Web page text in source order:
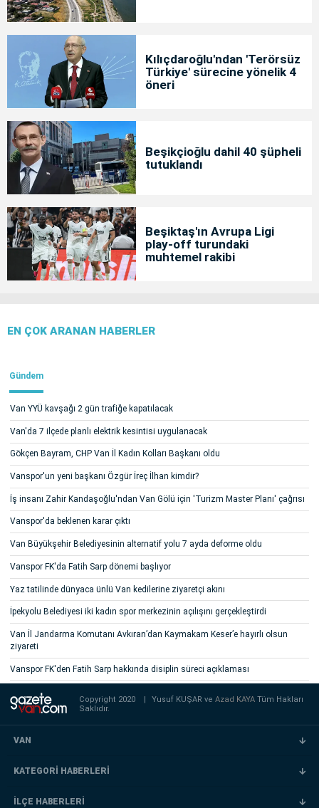
Kılıçdaroğlu'ndan 'Terörsüz
Türkiye' sürecine yönelik 4
öneri
Beşikçioğlu dahil 40 şüpheli
tutuklandı
Beşiktaş'ın Avrupa Ligi
play-off turundaki
muhtemel rakibi
EN ÇOK ARANAN HABERLER
Gündem
Van YYÜ kavşağı 2 gün trafiğe kapatılacak
Van'da 7 ilçede planlı elektrik kesintisi uygulanacak
Gökçen Bayram, CHP Van İl Kadın Kolları Başkanı oldu
Vanspor'un yeni başkanı Özgür İreç İlhan kimdir?
İş insanı Zahir Kandaşoğlu'ndan Van Gölü için 'Turizm Master Planı' çağrısı
Vanspor'da beklenen karar çıktı
Van Büyükşehir Belediyesinin alternatif yolu 7 ayda deforme oldu
Vanspor FK'da Fatih Sarp dönemi başlıyor
Yaz tatilinde dünyaca ünlü Van kedilerine ziyaretçi akını
İpekyolu Belediyesi iki kadın spor merkezinin açılışını gerçekleştirdi
Van İl Jandarma Komutanı Avkıran’dan Kaymakam Keser’e hayırlı olsun
ziyareti
Vanspor FK'den Fatih Sarp hakkında disiplin süreci açıklaması
Copyright 2020 Yusuf KUŞAR veAzad KAYATüm Hakları
Saklıdır.
VAN
KATEGORİ HABERLERİ
İLÇE HABERLERİ